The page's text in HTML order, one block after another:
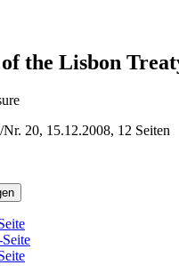
the Lisbon
20, 15.12.2008, 12 Seiten